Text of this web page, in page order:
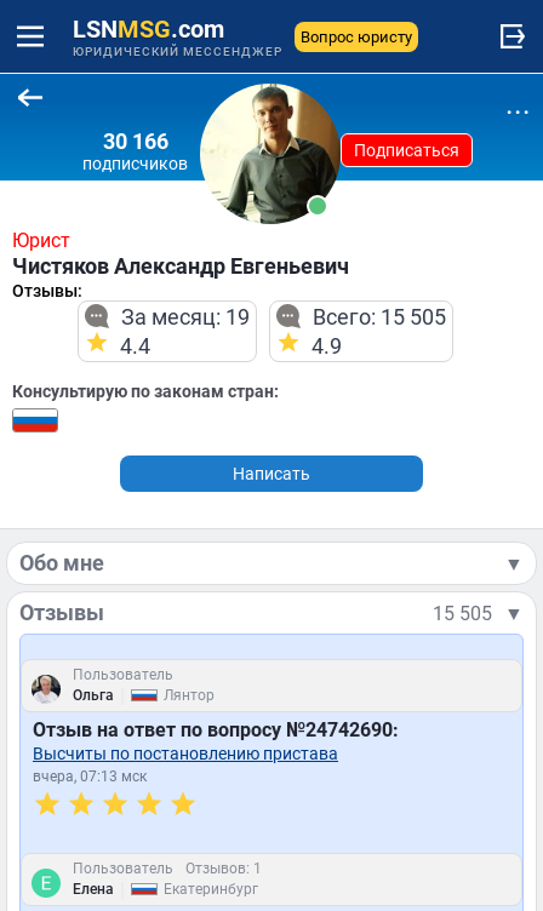
LSNMSG.com
ЮРИДИЧЕСКИЙ МЕССЕНДЖЕР
Вопрос юристу
30 166
подписчиков
Подписаться
...
Юрист
Чистяков Александр Евгеньевич
Отзывы:
За месяц: 19
4.4
Всего: 15 505
4.9
Консультирую по законам стран:
Написать
Обо мне ▼
Отзывы 15 505 ▼
Пользователь
Ольга
Лянтор
Отзыв на ответ по вопросу №24742690:
Высчиты по постановлению пристава
вчера, 07:13 мск
Пользователь
Отзывов: 1
Елена
Екатеринбург